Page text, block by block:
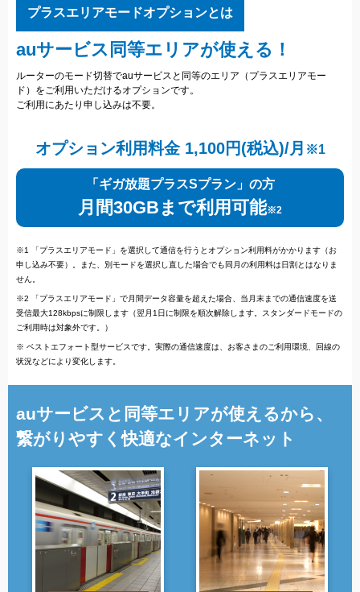
プラスエリアモードオプションとは
auサービス同等エリアが使える！
ルーターのモード切替でauサービスと同等のエリア（プラスエリアモー
ド）をご利用いただけるオプションです。
ご利用にあたり申し込みは不要。
オプション利用料金 1,100円(税込)/月 ※1
「ギガ放題プラスSプラン」の方
月間30GBまで利用可能※2
※1 「プラスエリアモード」を選択して通信を行うとオプション利用料がかかります（お
申し込み不要）。また、別モードを選択し直した場合でも同月の利用料は日割とはなりま
せん。
※2 「プラスエリアモード」で月間データ容量を超えた場合、当月末までの通信速度を送
受信最大128kbpsに制限します（翌月1日に制限を順次解除します。スタンダードモードの
ご利用時は対象外です。）
※ ベストエフォート型サービスです。実際の通信速度は、お客さまのご利用環境、回線の
状況などにより変化します。
auサービスと同等エリアが使えるから、
繋がりやすく快適なインターネット